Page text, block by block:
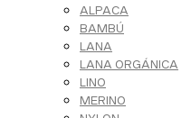
ALPACA
BAMBÚ
LANA
LANA ORGÁNICA
LINO
MERINO